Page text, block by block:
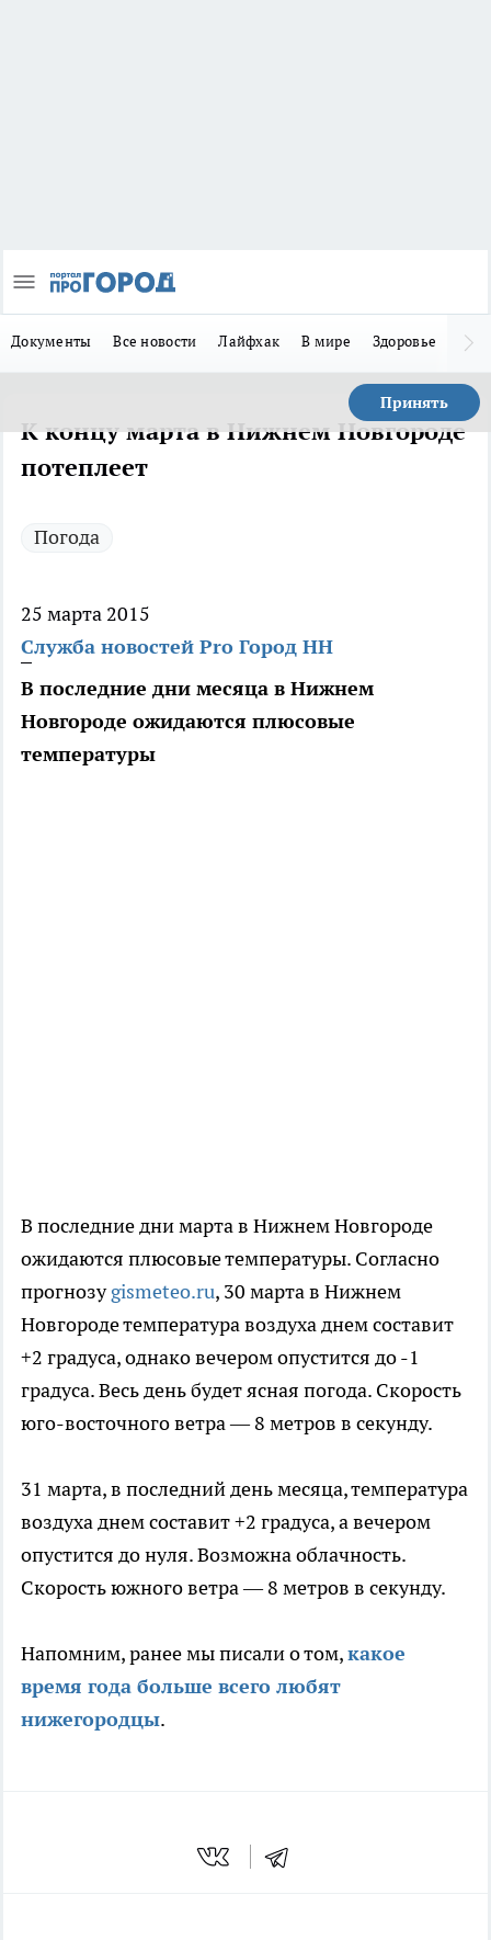
Документы Все новости Лайфхак В мире Здоровье
Принять
К концу марта в Нижнем Новгороде
потеплеет
Погода
25 марта 2015
Служба новостей Pro Город НН
В последние дни месяца в Нижнем
Новгороде ожидаются плюсовые
температуры
В последние дни марта в Нижнем Новгороде
ожидаются плюсовые температуры. Согласно
прогнозуgismeteo.ru, 30 марта в Нижнем
Новгороде температура воздуха днем составит
+2 градуса, однако вечером опустится до -1
градуса. Весь день будет ясная погода. Скорость
юго-восточного ветра — 8 метров в секунду.
31 марта, в последний день месяца, температура
воздуха днем составит +2 градуса, а вечером
опустится до нуля. Возможна облачность.
Скорость южного ветра — 8 метров в секунду.
Напомним, ранее мы писали о том,какое
время года больше всего любят
нижегородцы.